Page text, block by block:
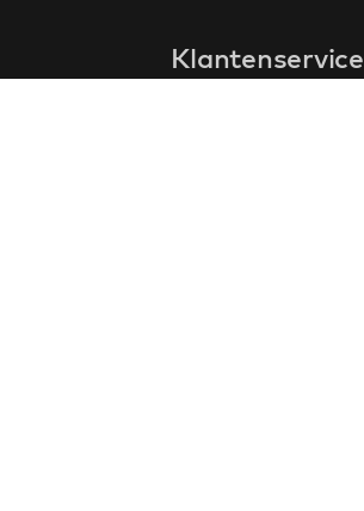
Klantenservice